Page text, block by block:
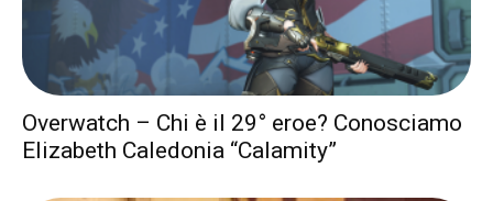
Overwatch – Chi è il 29° eroe? Conosciamo
Elizabeth Caledonia “Calamity”